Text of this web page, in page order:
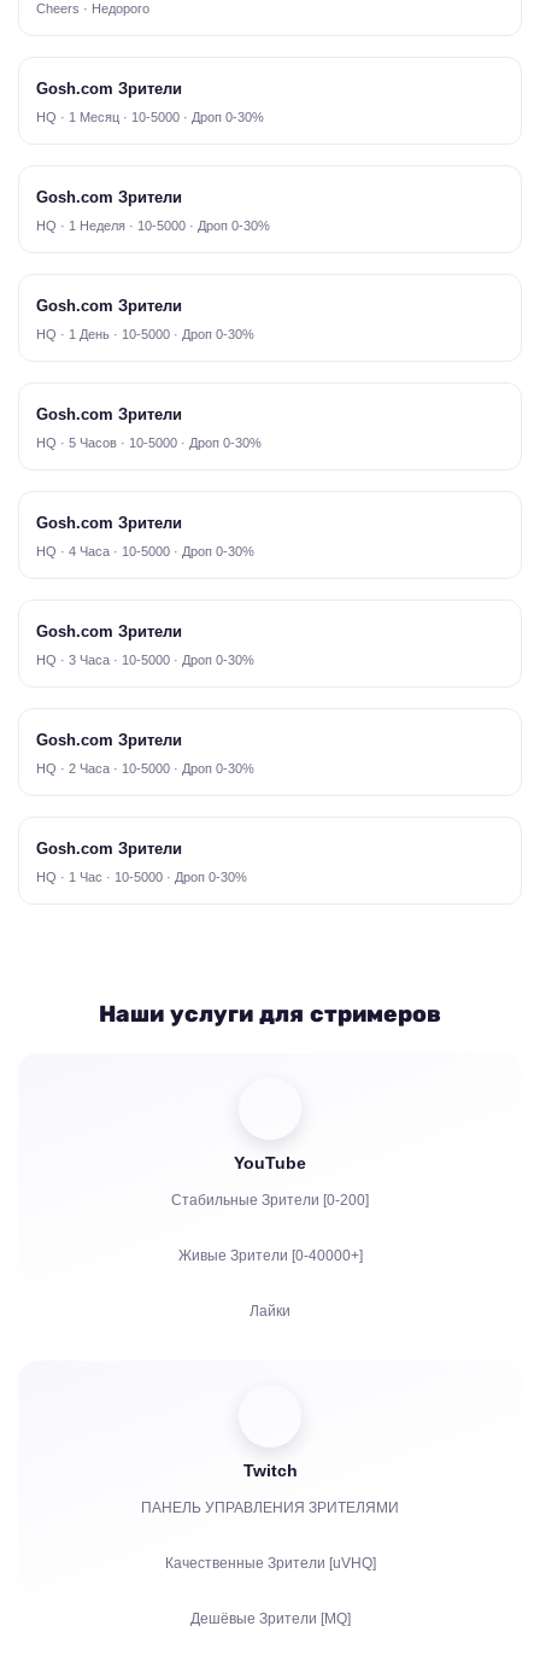
Cheers · Недорого
Gosh.com Зрители
HQ · 1 Месяц · 10-5000 · Дроп 0-30%
Gosh.com Зрители
HQ · 1 Неделя · 10-5000 · Дроп 0-30%
Gosh.com Зрители
HQ · 1 День · 10-5000 · Дроп 0-30%
Gosh.com Зрители
HQ · 5 Часов · 10-5000 · Дроп 0-30%
Gosh.com Зрители
HQ · 4 Часа · 10-5000 · Дроп 0-30%
Gosh.com Зрители
HQ · 3 Часа · 10-5000 · Дроп 0-30%
Gosh.com Зрители
HQ · 2 Часа · 10-5000 · Дроп 0-30%
Gosh.com Зрители
HQ · 1 Час · 10-5000 · Дроп 0-30%
Наши услуги для стримеров
YouTube
Стабильные Зрители [0-200]
Живые Зрители [0-40000+]
Лайки
Часы просмотров для Ютуба
Twitch
ПАНЕЛЬ УПРАВЛЕНИЯ ЗРИТЕЛЯМИ
Качественные Зрители [uVHQ]
Дешёвые Зрители [MQ]